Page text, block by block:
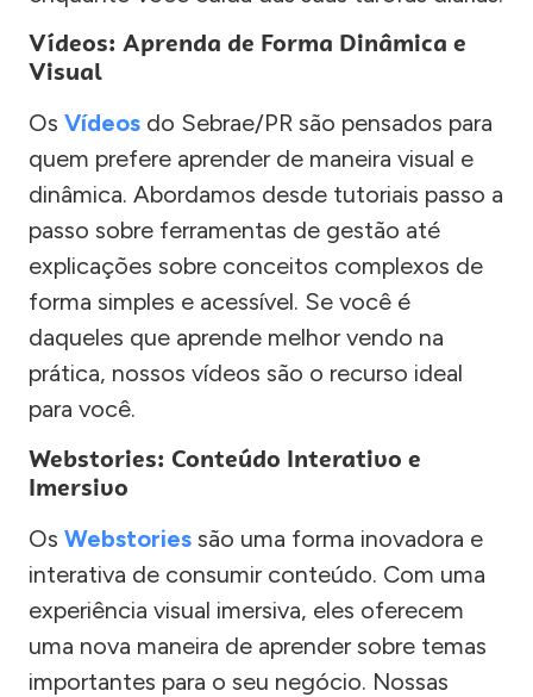
Vídeos: Aprenda de Forma Dinâmica e
Visual
Os Vídeos do Sebrae/PR são pensados para
quem prefere aprender de maneira visual e
dinâmica. Abordamos desde tutoriais passo a
passo sobre ferramentas de gestão até
explicações sobre conceitos complexos de
forma simples e acessível. Se você é
daqueles que aprende melhor vendo na
prática, nossos vídeos são o recurso ideal
para você.
Webstories: Conteúdo Interativo e
Imersivo
Os Webstories são uma forma inovadora e
interativa de consumir conteúdo. Com uma
experiência visual imersiva, eles oferecem
uma nova maneira de aprender sobre temas
importantes para o seu negócio. Nossas